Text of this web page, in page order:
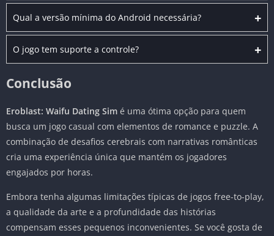
+
Qual a versão mínima do Android necessária?
+
O jogo tem suporte a controle?
Conclusão
Eroblast: Waifu Dating Sim é uma ótima opção para quem
busca um jogo casual com elementos de romance e puzzle. A
combinação de desafios cerebrais com narrativas românticas
cria uma experiência única que mantém os jogadores
engajados por horas.
Embora tenha algumas limitações típicas de jogos free-to-play,
a qualidade da arte e a profundidade das histórias
compensam esses pequenos inconvenientes. Se você gosta de